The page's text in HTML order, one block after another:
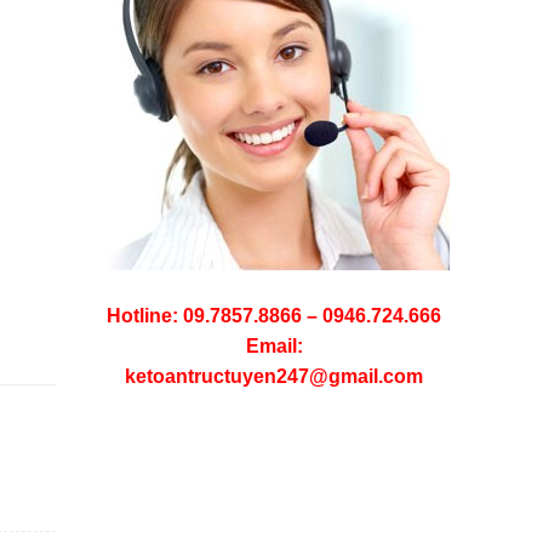
Hotline: 09.7857.8866 – 0946.724.666
Email:
ketoantructuyen247@gmail.com